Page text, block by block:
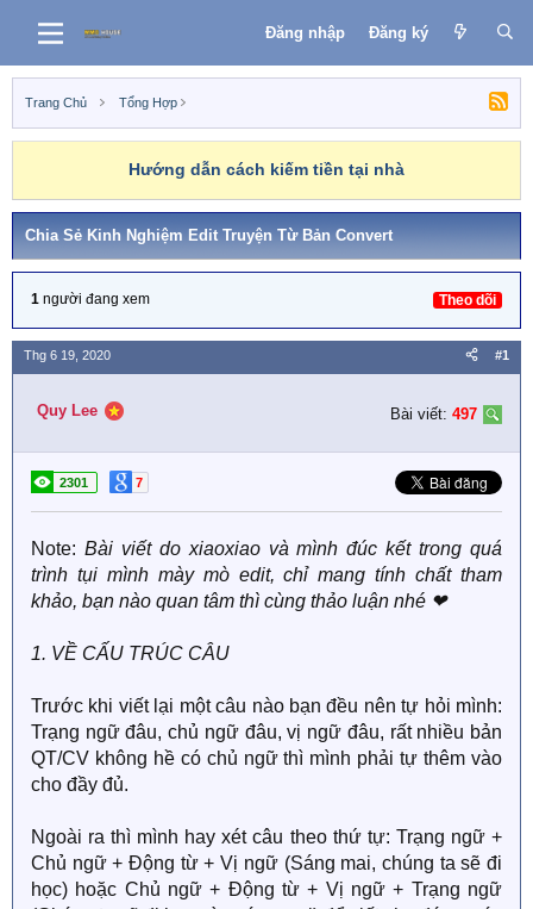
Đăng nhập Đăng ký
Trang Chủ Tổng Hợp
Hướng dẫn cách kiếm tiền tại nhà
Chia Sẻ Kinh Nghiệm Edit Truyện Từ Bản Convert
1 người đang xem Theo dõi
Thg 6 19, 2020 #1
Quy Lee Bài viết: 497
2301 7
Note: Bài viết do xiaoxiao và mình đúc kết trong quá
trình tụi mình mày mò edit, chỉ mang tính chất tham
khảo, bạn nào quan tâm thì cùng thảo luận nhé ❤
1. VỀ CẤU TRÚC CÂU
Trước khi viết lại một câu nào bạn đều nên tự hỏi mình:
Trạng ngữ đâu, chủ ngữ đâu, vị ngữ đâu, rất nhiều bản
QT/CV không hề có chủ ngữ thì mình phải tự thêm vào
cho đầy đủ.
Ngoài ra thì mình hay xét câu theo thứ tự: Trạng ngữ +
Chủ ngữ + Động từ + Vị ngữ (Sáng mai, chúng ta sẽ đi
học) hoặc Chủ ngữ + Động từ + Vị ngữ + Trạng ngữ